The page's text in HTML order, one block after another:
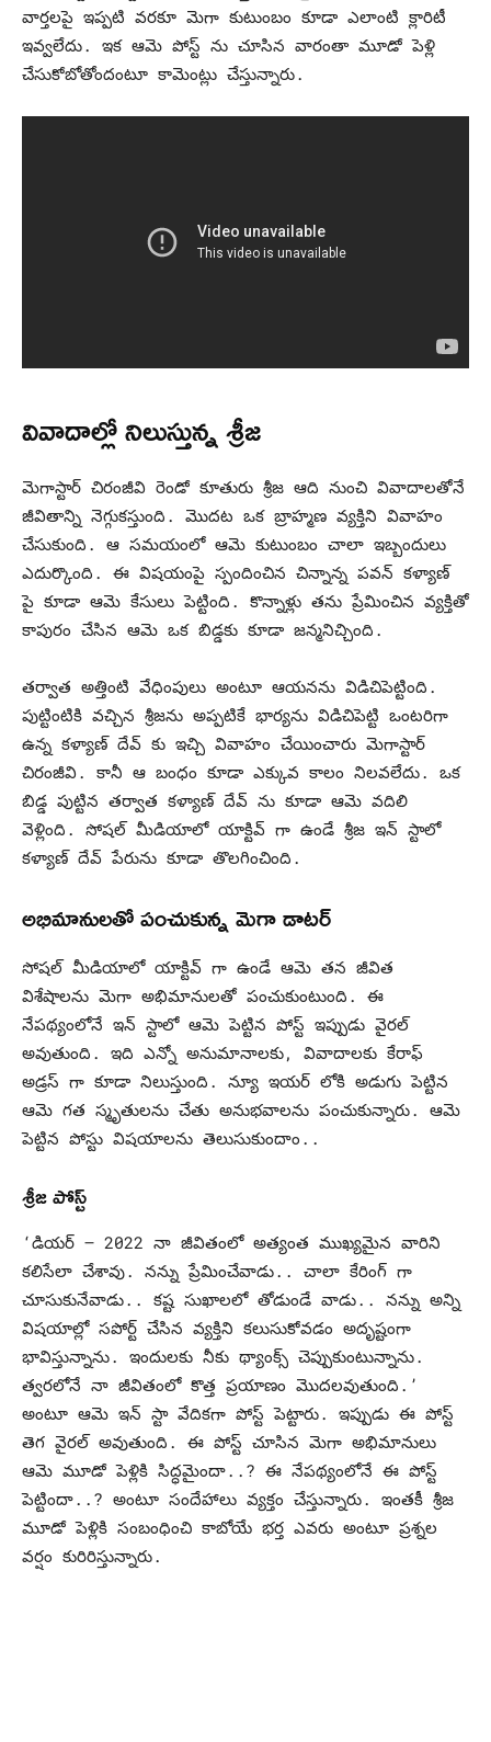
వార్తలపై ఇప్పటి వరకూ మెగా కుటుంబం కూడా ఎలాంటి క్లారిటీ
ఇవ్వలేదు. ఇక ఆమె పోస్ట్ ను చూసిన వారంతా మూడో పెళ్లి
చేసుకోబోతోందంటూ కామెంట్లు చేస్తున్నారు.
వివాదాల్లో నిలుస్తున్న శ్రీజ
మెగాస్టార్ చిరంజీవి రెండో కూతురు శ్రీజ ఆది నుంచి వివాదాలతోనే
జీవితాన్ని నెగ్గుకస్తుంది. మొదట ఒక బ్రాహ్మణ వ్యక్తిని వివాహం
చేసుకుంది. ఆ సమయంలో ఆమె కుటుంబం చాలా ఇబ్బందులు
ఎదుర్కొంది. ఈ విషయంపై స్పందించిన చిన్నాన్న పవన్ కళ్యాణ్
పై కూడా ఆమె కేసులు పెట్టింది. కొన్నాళ్లు తను ప్రేమించిన వ్యక్తితో
కాపురం చేసిన ఆమె ఒక బిడ్డకు కూడా జన్మనిచ్చింది.
తర్వాత అత్తింటి వేధింపులు అంటూ ఆయనను విడిచిపెట్టింది.
పుట్టింటికి వచ్చిన శ్రీజను అప్పటికే భార్యను విడిచిపెట్టి ఒంటరిగా
ఉన్న కళ్యాణ్ దేవ్ కు ఇచ్చి వివాహం చేయించారు మెగాస్టార్
చిరంజీవి. కానీ ఆ బంధం కూడా ఎక్కువ కాలం నిలవలేదు. ఒక
బిడ్డ పుట్టిన తర్వాత కళ్యాణ్ దేవ్ ను కూడా ఆమె వదిలి
వెళ్లింది. సోషల్ మీడియాలో యాక్టివ్ గా ఉండే శ్రీజ ఇన్ స్టాలో
కళ్యాణ్ దేవ్ పేరును కూడా తొలగించింది.
అభిమానులతో పంచుకున్న మెగా డాటర్
సోషల్ మీడియాలో యాక్టివ్ గా ఉండే ఆమె తన జీవిత
విశేషాలను మెగా అభిమానులతో పంచుకుంటుంది. ఈ
నేపథ్యంలోనే ఇన్ స్టాలో ఆమె పెట్టిన పోస్ట్ ఇప్పుడు వైరల్
అవుతుంది. ఇది ఎన్నో అనుమానాలకు, వివాదాలకు కేరాఫ్
అడ్రస్ గా కూడా నిలుస్తుంది. న్యూ ఇయర్ లోకి అడుగు పెట్టిన
ఆమె గత స్మృతులను చేతు అనుభవాలను పంచుకున్నారు. ఆమె
పెట్టిన పోస్టు విషయాలను తెలుసుకుందాం..
శ్రీజ పోస్ట్
‘డియర్ – 2022 నా జీవితంలో అత్యంత ముఖ్యమైన వారిని
కలిసేలా చేశావు. నన్ను ప్రేమించేవాడు.. చాలా కేరింగ్ గా
చూసుకునేవాడు.. కష్ట సుఖాలలో తోడుండే వాడు.. నన్ను అన్ని
విషయాల్లో సపోర్ట్ చేసిన వ్యక్తిని కలుసుకోవడం అదృష్టంగా
భావిస్తున్నాను. ఇందులకు నీకు థ్యాంక్స్ చెప్పుకుంటున్నాను.
త్వరలోనే నా జీవితంలో కొత్త ప్రయాణం మొదలవుతుంది.’
అంటూ ఆమె ఇన్ స్టా వేదికగా పోస్ట్ పెట్టారు. ఇప్పుడు ఈ పోస్ట్
తెగ వైరల్ అవుతుంది. ఈ పోస్ట్ చూసిన మెగా అభిమానులు
ఆమె మూడో పెళ్లికి సిద్ధమైందా..? ఈ నేపథ్యంలోనే ఈ పోస్ట్
పెట్టిందా..? అంటూ సందేహాలు వ్యక్తం చేస్తున్నారు. ఇంతకీ శ్రీజ
మూడో పెళ్లికి సంబంధించి కాబోయే భర్త ఎవరు అంటూ ప్రశ్నల
వర్షం కురిరిస్తున్నారు.